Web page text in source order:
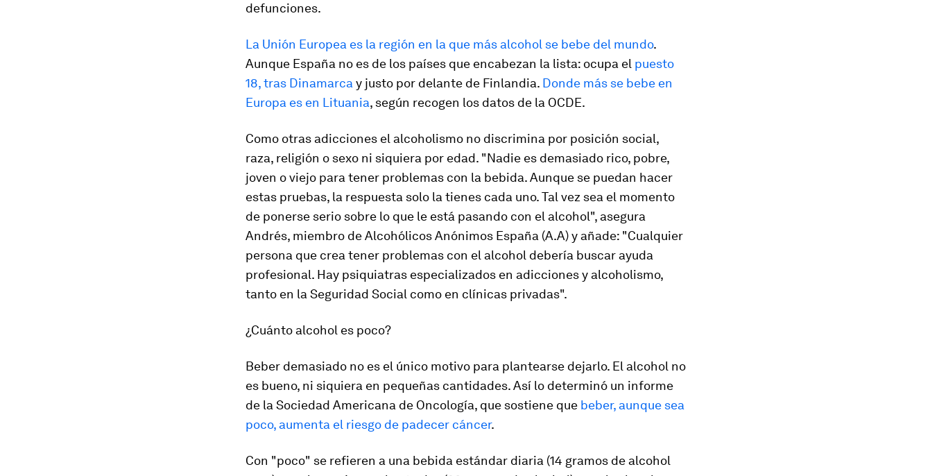
defunciones.
La Unión Europea es la región en la que más alcohol se bebe del mundo.
Aunque España no es de los países que encabezan la lista: ocupa el puesto
18, tras Dinamarca y justo por delante de Finlandia. Donde más se bebe en
Europa es en Lituania, según recogen los datos de la OCDE.
Como otras adicciones el alcoholismo no discrimina por posición social,
raza, religión o sexo ni siquiera por edad. "Nadie es demasiado rico, pobre,
joven o viejo para tener problemas con la bebida. Aunque se puedan hacer
estas pruebas, la respuesta solo la tienes cada uno. Tal vez sea el momento
de ponerse serio sobre lo que le está pasando con el alcohol", asegura
Andrés, miembro de Alcohólicos Anónimos España (A.A) y añade: "Cualquier
persona que crea tener problemas con el alcohol debería buscar ayuda
profesional. Hay psiquiatras especializados en adicciones y alcoholismo,
tanto en la Seguridad Social como en clínicas privadas".
¿Cuánto alcohol es poco?
Beber demasiado no es el único motivo para plantearse dejarlo. El alcohol no
es bueno, ni siquiera en pequeñas cantidades. Así lo determinó un informe
de la Sociedad Americana de Oncología, que sostiene que beber, aunque sea
poco, aumenta el riesgo de padecer cáncer.
Con "poco" se refieren a una bebida estándar diaria (14 gramos de alcohol